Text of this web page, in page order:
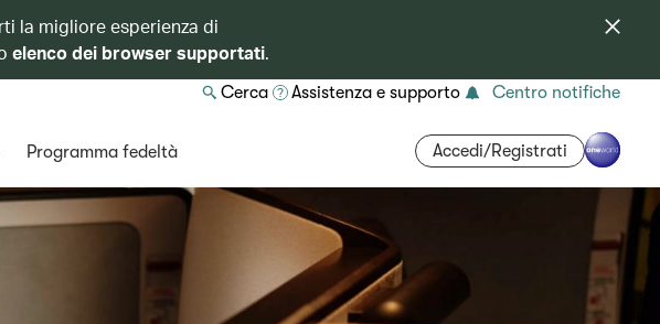
la migliore esperienza di
elenco dei browser supportati.
Cerca Assistenza e supporto Centro notifiche
Programma fedeltà Accedi/Registrati